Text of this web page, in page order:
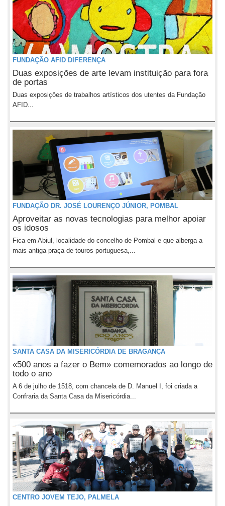
FUNDAÇÃO AFID DIFERENÇA
Duas exposições de arte levam instituição para fora
de portas
Duas exposições de trabalhos artísticos dos utentes da Fundação
AFID...
FUNDAÇÃO DR. JOSÉ LOURENÇO JÚNIOR, POMBAL
Aproveitar as novas tecnologias para melhor apoiar
os idosos
Fica em Abiul, localidade do concelho de Pombal e que alberga a
mais antiga praça de touros portuguesa,...
SANTA CASA DA MISERICÓRDIA DE BRAGANÇA
«500 anos a fazer o Bem» comemorados ao longo de
todo o ano
A 6 de julho de 1518, com chancela de D. Manuel I, foi criada a
Confraria da Santa Casa da Misericórdia...
CENTRO JOVEM TEJO, PALMELA